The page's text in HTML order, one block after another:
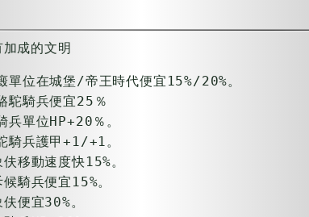
成的文明
單位在城堡/帝王時代便宜15%/20%。
駝騎兵便宜25％
兵單位HP+20％。
騎兵護甲+1/+1。
移動速度快15%。
騎兵便宜15%。
便宜30%。